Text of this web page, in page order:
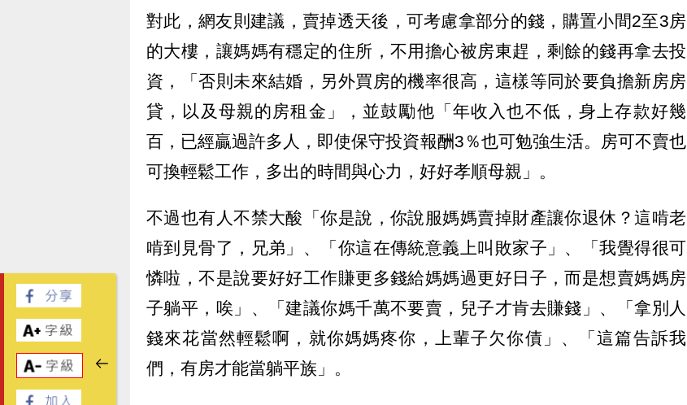
對此，網友則建議，賣掉透天後，可考慮拿部分的錢，購置小間2至3房
的大樓，讓媽媽有穩定的住所，不用擔心被房東趕，剩餘的錢再拿去投
資，「否則未來結婚，另外買房的機率很高，這樣等同於要負擔新房房
貸，以及母親的房租金」，並鼓勵他「年收入也不低，身上存款好幾
百，已經贏過許多人，即使保守投資報酬3％也可勉強生活。房可不賣也
可換輕鬆工作，多出的時間與心力，好好孝順母親」。
不過也有人不禁大酸「你是說，你說服媽媽賣掉財產讓你退休？這啃老
啃到見骨了，兄弟」、「你這在傳統意義上叫敗家子」、「我覺得很可
憐啦，不是說要好好工作賺更多錢給媽媽過更好日子，而是想賣媽媽房
子躺平，唉」、「建議你媽千萬不要賣，兒子才肯去賺錢」、「拿別人
錢來花當然輕鬆啊，就你媽媽疼你，上輩子欠你債」、「這篇告訴我
們，有房才能當躺平族」。